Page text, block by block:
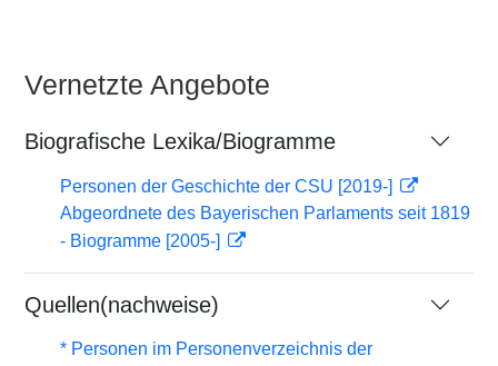
Vernetzte Angebote
Biografische Lexika/Biogramme
Personen der Geschichte der CSU [2019-]
Abgeordnete des Bayerischen Parlaments seit 1819
- Biogramme [2005-]
Quellen(nachweise)
* Personen im Personenverzeichnis der